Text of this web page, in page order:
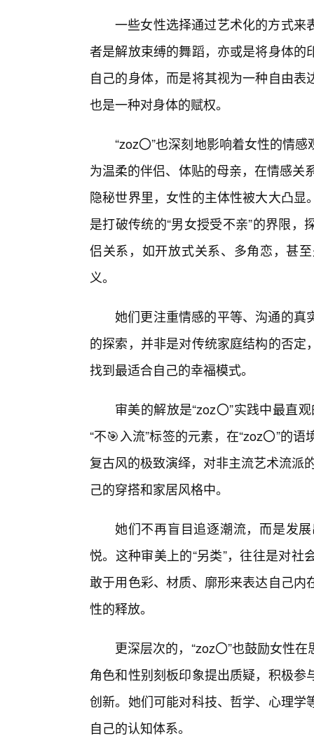
一些女性选择通过艺术化的方式来
者是解放束缚的舞蹈，亦或是将身体
自己的身体，而是将其视为一种自由
也是一种对身体的赋权。
“zoz〇”也深刻地影响着女性的情
为温柔的伴侣、体贴的母亲，在情感关
隐秘世界里，女性的主体性被大大凸
是打破传统的“男女授受不亲”的界限
侣关系，如开放式关系、多角恋，甚
义。
她们更注重情感的平等、沟通的真
的探索，并非是对传统家庭结构的否
找到最适合自己的幸福模式。
审美的解放是“zoz〇”实践中最直
“不🎯入流”标签的元素，在“zoz〇”的
复古风的极致演绎，对非主流艺术流派
己的穿搭和家居风格中。
她们不再盲目追逐潮流，而是发
悦。这种审美上的“另类”，往往是对
敢于用色彩、材质、廓形来表达自己
性的释放。
更深层次的，“zoz〇”也鼓励女性
角色和性别刻板印象提出质疑，积极
创新。她们可能对科技、哲学、心理
自己的认知体系。